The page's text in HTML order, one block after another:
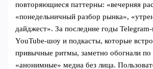
повторяющиеся паттерны: «вечерняя
«понедельничный разбор рынка»,
дайджест». За последние годы
YouTube‑шоу и подкасты, которые
привычные ритмы, заметно обогнали по
«анонимные» медиа без лица.